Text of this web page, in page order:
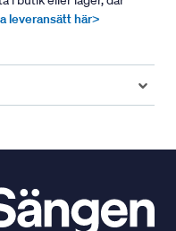
leveransätt här>